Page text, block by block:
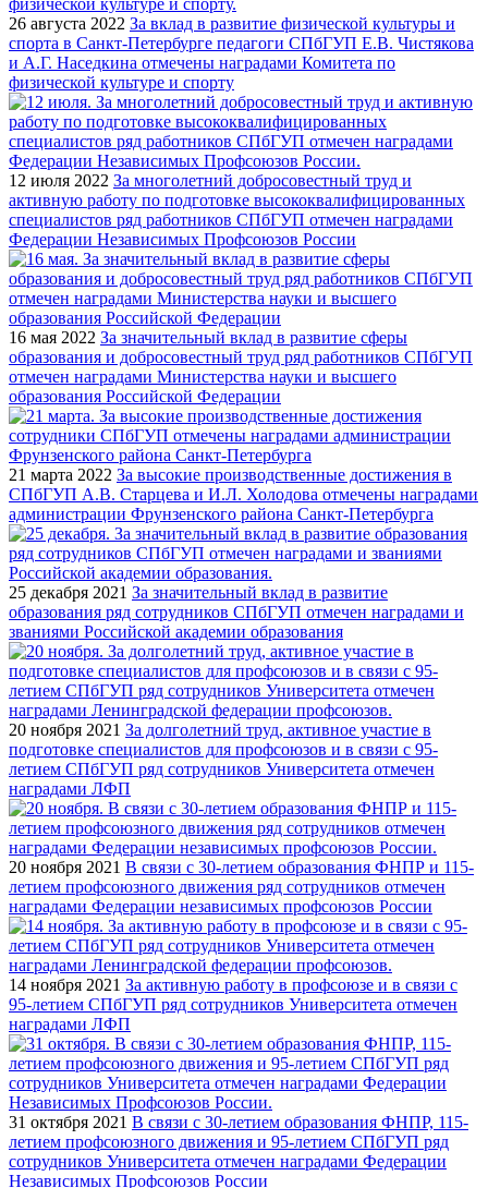
26 августа 2022 За вклад в развитие физической культуры и
спорта в Санкт-Петербурге педагоги СПбГУП Е.В. Чистякова
и А.Г. Наседкина отмечены наградами Комитета по
физической культуре и спорту
12 июля 2022 За многолетний добросовестный труд и
активную работу по подготовке высококвалифицированных
специалистов ряд работников СПбГУП отмечен наградами
Федерации Независимых Профсоюзов России
16 мая 2022 За значительный вклад в развитие сферы
образования и добросовестный труд ряд работников СПбГУП
отмечен наградами Министерства науки и высшего
образования Российской Федерации
21 марта 2022 За высокие производственные достижения в
СПбГУП А.В. Старцева и И.Л. Холодова отмечены наградами
администрации Фрунзенского района Санкт-Петербурга
25 декабря 2021 За значительный вклад в развитие
образования ряд сотрудников СПбГУП отмечен наградами и
званиями Российской академии образования
20 ноября 2021 За долголетний труд, активное участие в
подготовке специалистов для профсоюзов и в связи с 95-
летием СПбГУП ряд сотрудников Университета отмечен
наградами ЛФП
20 ноября 2021 В связи с 30-летием образования ФНПР и 115-
летием профсоюзного движения ряд сотрудников отмечен
наградами Федерации независимых профсоюзов России
14 ноября 2021 За активную работу в профсоюзе и в связи с
95-летием СПбГУП ряд сотрудников Университета отмечен
наградами ЛФП
31 октября 2021 В связи с 30-летием образования ФНПР, 115-
летием профсоюзного движения и 95-летием СПбГУП ряд
сотрудников Университета отмечен наградами Федерации
Независимых Профсоюзов России